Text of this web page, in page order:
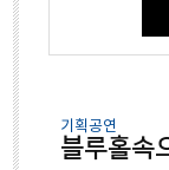
기획공연
블루홀속